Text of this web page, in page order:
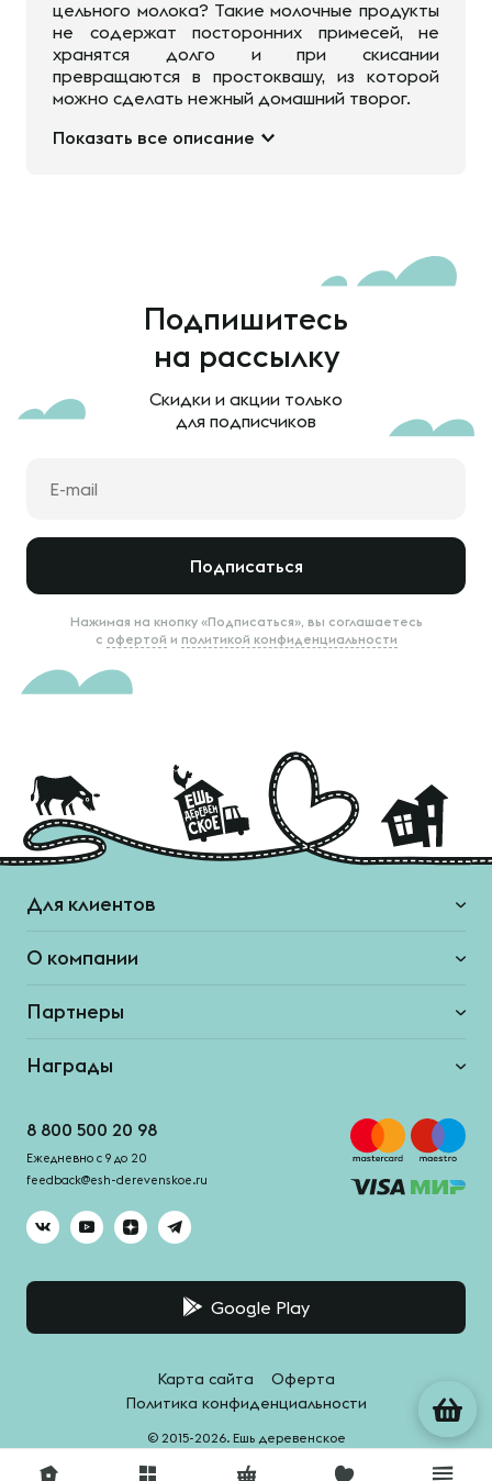
цельного молока? Такие молочные продукты
не содержат посторонних примесей, не
хранятся долго и при скисании
превращаются в простоквашу, из которой
можно сделать нежный домашний творог.
Показать все описание
Подпишитесь
на рассылку
Скидки и акции только
для подписчиков
Подписаться
Нажимая на кнопку «Подписаться», вы соглашаетесь
с офертой и политикой конфиденциальности
Для клиентов
О компании
Партнеры
Награды
8 800 500 20 98
Ежедневно с 9 до 20
feedback@esh-derevenskoe.ru
Google Play
© 2015-2026. Ешь деревенское
Карта сайта
Оферта
Политика конфиденциальности
Система качества - HACCPro